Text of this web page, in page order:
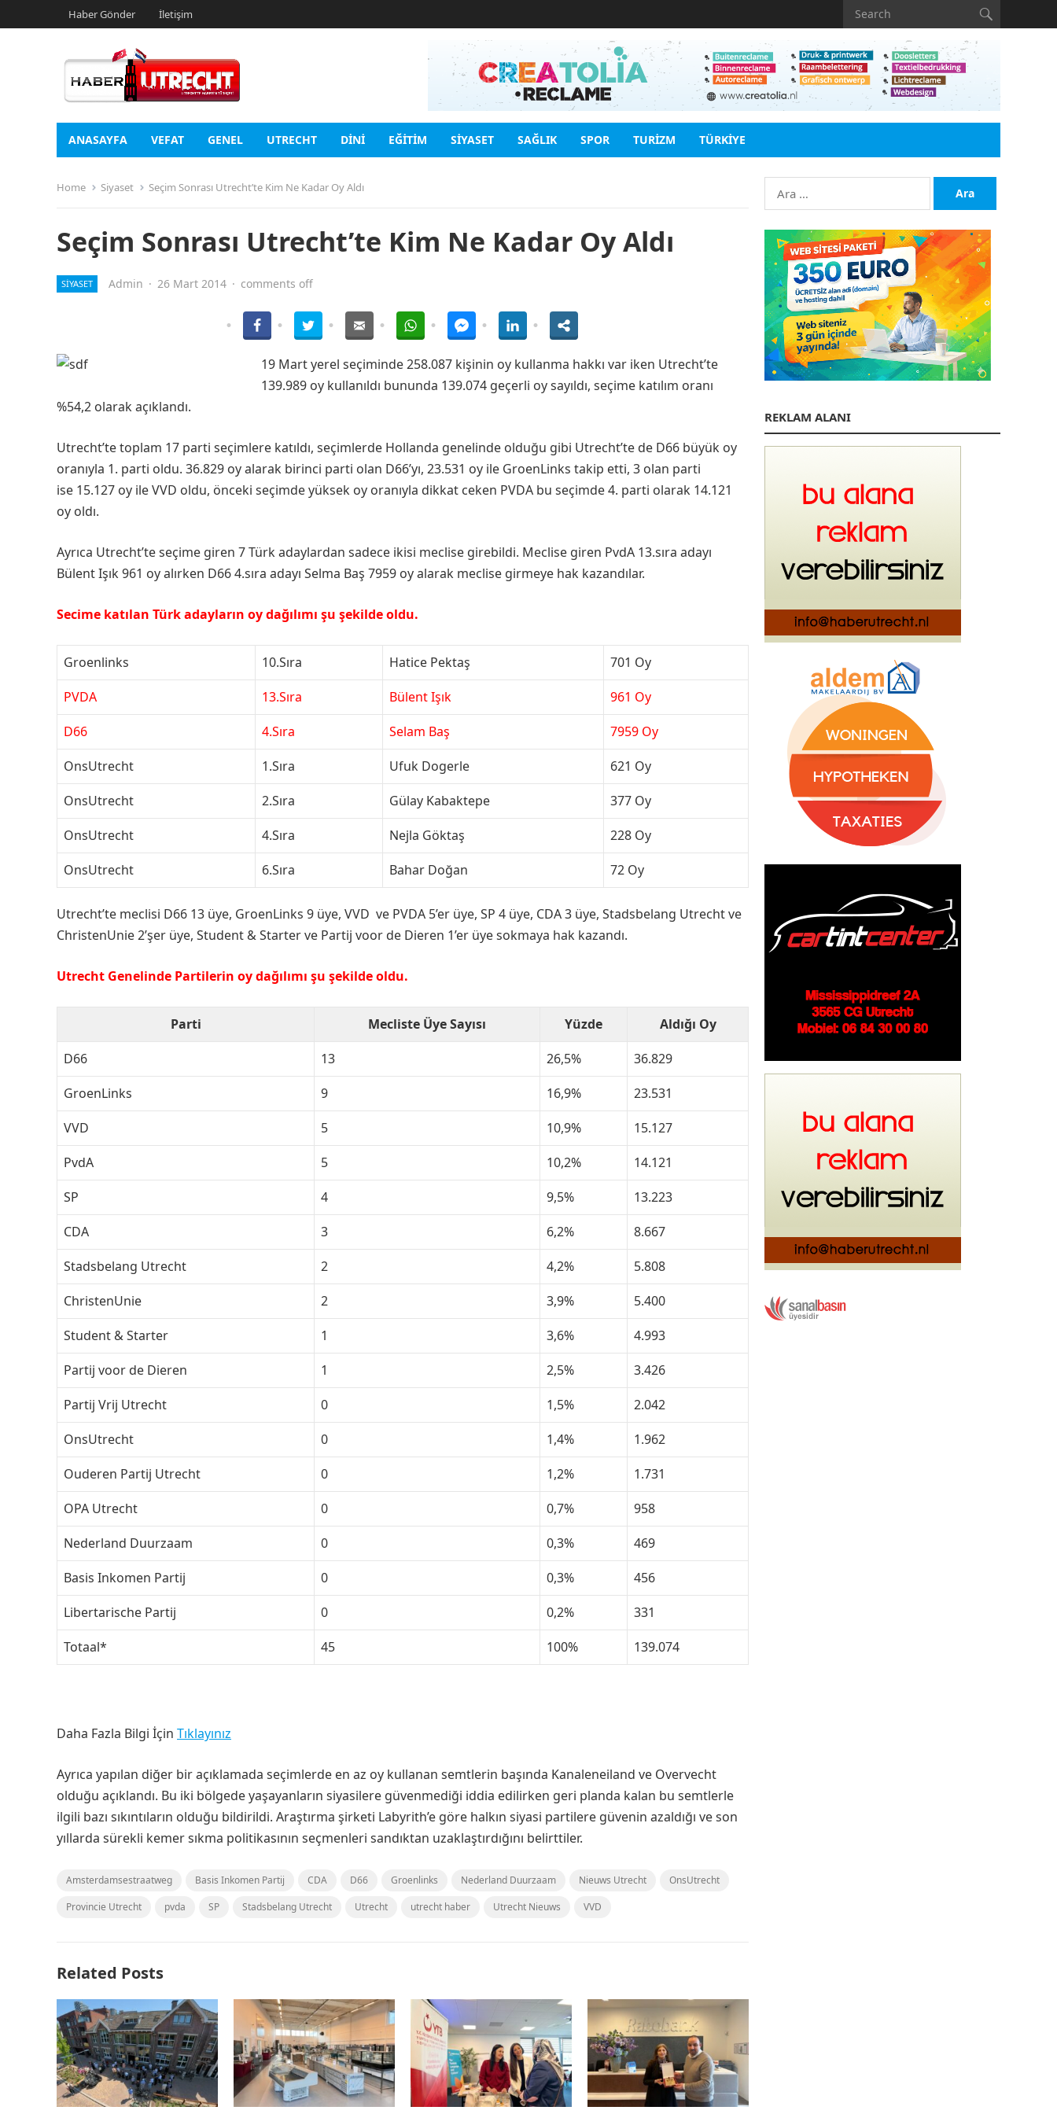
Haber Gönder İletişim
ANASAYFA VEFAT GENEL UTRECHT DINI EĞITIM SIYASET SAĞLIK SPOR TURIZM TÜRKIYE
Home Siyaset Seçim Sonrası Utrecht’te Kim Ne Kadar Oy Aldı
Seçim Sonrası Utrecht’te Kim Ne Kadar Oy Aldı
SIYASET Admin · 26 Mart 2014 · comments off
19 Mart yerel seçiminde 258.087 kişinin oy kullanma hakkı var iken Utrecht’te
139.989 oy kullanıldı bununda 139.074 geçerli oy sayıldı, seçime katılım oranı
%54,2 olarak açıklandı.
Utrecht’te toplam 17 parti seçimlere katıldı, seçimlerde Hollanda genelinde olduğu gibi Utrecht’te de D66 büyük oy
oranıyla 1. parti oldu. 36.829 oy alarak birinci parti olan D66’yı, 23.531 oy ile GroenLinks takip etti, 3 olan parti
ise 15.127 oy ile VVD oldu, önceki seçimde yüksek oy oranıyla dikkat ceken PVDA bu seçimde 4. parti olarak 14.121
oy oldı.
Ayrıca Utrecht’te seçime giren 7 Türk adaylardan sadece ikisi meclise girebildi. Meclise giren PvdA 13.sıra adayı
Bülent Işık 961 oy alırken D66 4.sıra adayı Selma Baş 7959 oy alarak meclise girmeye hak kazandılar.
Secime katılan Türk adayların oy dağılımı şu şekilde oldu.
Groenlinks 10.Sıra Hatice Pektaş
701 Oy
PVDA
13.Sıra Bülent Işık
961 Oy
D66
4.Sıra Selam Baş
7959 Oy
OnsUtrecht
1.Sıra Ufuk Dogerle
621 Oy
OnsUtrecht
2.Sıra Gülay Kabaktepe
377 Oy
OnsUtrecht
4.Sıra Nejla Göktaş
228 Oy
OnsUtrecht
6.Sıra Bahar Doğan 72 Oy
Utrecht’te meclisi D66 13 üye, GroenLinks 9 üye, VVD ve PVDA 5’er üye, SP 4 üye, CDA 3 üye, Stadsbelang Utrecht ve
ChristenUnie 2’şer üye, Student & Starter ve Partij voor de Dieren 1’er üye sokmaya hak kazandı.
Utrecht Genelinde Partilerin oy dağılımı şu şekilde oldu.
Parti Mecliste Üye Sayısı Yüzde
Aldığı Oy
D66
13 26,5%
36.829
GroenLinks
9 16,9%
23.531
VVD
5 10,9%
15.127
PvdA
5 10,2%
14.121
SP
4 9,5%
13.223
CDA
3 6,2%
8.667
Stadsbelang Utrecht
2 4,2%
5.808
ChristenUnie
2 3,9%
5.400
Student & Starter
1 3,6%
4.993
Partij voor de Dieren
1 2,5%
3.426
Partij Vrij Utrecht
0 1,5%
2.042
OnsUtrecht
0 1,4%
1.962
Ouderen Partij Utrecht
0 1,2%
1.731
OPA Utrecht
0 0,7%
958
Nederland Duurzaam
0 0,3%
469
Basis Inkomen Partij
0 0,3%
456
Libertarische Partij
0 0,2%
331
Totaal*
45 100% 139.074
Daha Fazla Bilgi İçin Tıklayınız
Ayrıca yapılan diğer bir açıklamada seçimlerde en az oy kullanan semtlerin başında Kanaleneiland ve Overvecht
olduğu açıklandı. Bu iki bölgede yaşayanların siyasilere güvenmediği iddia edilirken geri planda kalan bu semtlerle
ilgili bazı sıkıntıların olduğu bildirildi. Araştırma şirketi Labyrith’e göre halkın siyasi partilere güvenin azaldığı ve son
yıllarda sürekli kemer sıkma politikasının seçmenleri sandıktan uzaklaştırdığını belirttiler.
Amsterdamsestraatweg Basis Inkomen Partij CDA D66 Groenlinks Nederland Duurzaam Nieuws Utrecht
OnsUtrecht
Provincie Utrecht
pvda SP Stadsbelang Utrecht Utrecht utrecht haber Utrecht Nieuws VVD
Related Posts
Arama:
REKLAM ALANI